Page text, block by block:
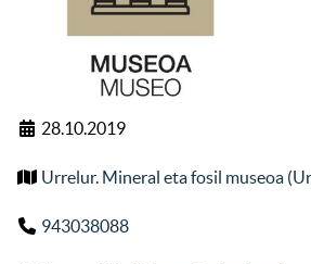
28.10.2019
Urrelur. Mineral eta fosil museoa
943038088